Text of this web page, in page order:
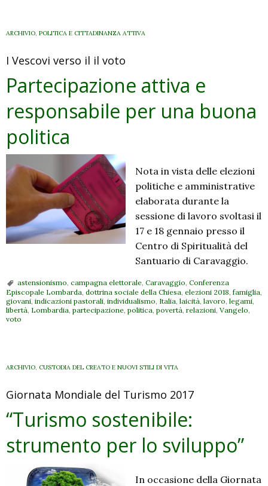
ARCHIVIO, POLITICA E CITTADINANZA ATTIVA
I Vescovi verso il il voto
Partecipazione attiva e
responsabile per una buona
politica
Nota in vista delle elezioni
politiche e amministrative
elaborata durante la
sessione di lavoro svoltasi il
17 e 18 gennaio presso il
Centro di Spiritualità del
Santuario di Caravaggio.
astensionismo campagna elettorale Caravaggio Conferenza
Episcopale Lombarda dottrina sociale della Chiesa elezioni 2018 famiglia
giovani indicazioni pastorali individualismo Italia laicità lavoro legami
libertà Lombardia partecipazione politica povertà relazioni Vangelo
voto
ARCHIVIO, CUSTODIA DEL CREATO E NUOVI STILI DI VITA
Giornata Mondiale del Turismo 2017
“Turismo sostenibile:
strumento per lo sviluppo”
In occasione della Giornata